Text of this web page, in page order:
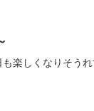
楽しくなりそう